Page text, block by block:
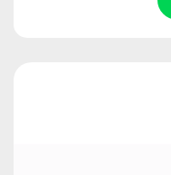
прицепа